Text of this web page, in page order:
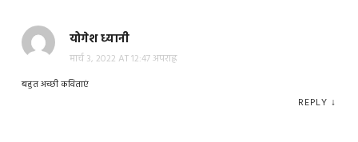
योगेश ध्यानी
मार्च 3, 2022 AT 12:47 अपराह्न
बहुत अच्छी कविताएं
REPLY ↓